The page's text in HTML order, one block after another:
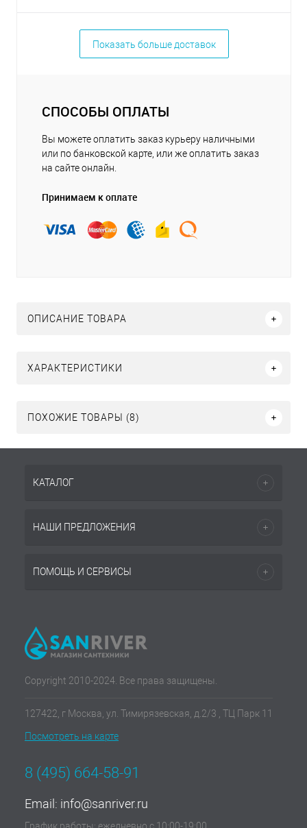
Показать больше доставок
СПОСОБЫ ОПЛАТЫ
Вы можете оплатить заказ курьеру наличными
или по банковской карте, или же оплатить заказ
на сайте онлайн.
Принимаем к оплате
ОПИСАНИЕ ТОВАРА
ХАРАКТЕРИСТИКИ
ПОХОЖИЕ ТОВАРЫ (8)
КАТАЛОГ
НАШИ ПРЕДЛОЖЕНИЯ
ПОМОЩЬ И СЕРВИСЫ
Copyright 2010-2024. Все права защищены.
127422, г Москва, ул. Тимирязевская, д.2/3 , ТЦ Парк 11
Посмотреть на карте
8 (495) 664-58-91
Email: info@sanriver.ru